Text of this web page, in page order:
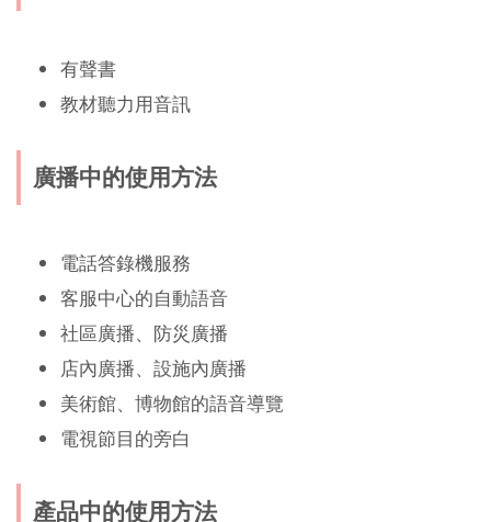
有聲書
教材聽力用音訊
廣播中的使用方法
電話答錄機服務
客服中心的自動語音
社區廣播、防災廣播
店內廣播、設施內廣播
美術館、博物館的語音導覽
電視節目的旁白
產品中的使用方法